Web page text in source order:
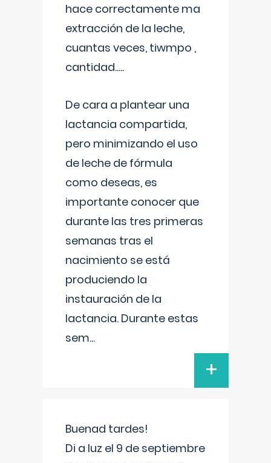
hace correctamente ma
extracción de la leche,
cuantas veces, tiwmpo ,
cantidad.....
De cara a plantear una
lactancia compartida,
pero minimizando el uso
de leche de fórmula
como deseas, es
importante conocer que
durante las tres primeras
semanas tras el
nacimiento se está
produciendo la
instauración de la
lactancia. Durante estas
sem...
+
Buenad tardes!
Di a luz el 9 de septiembre